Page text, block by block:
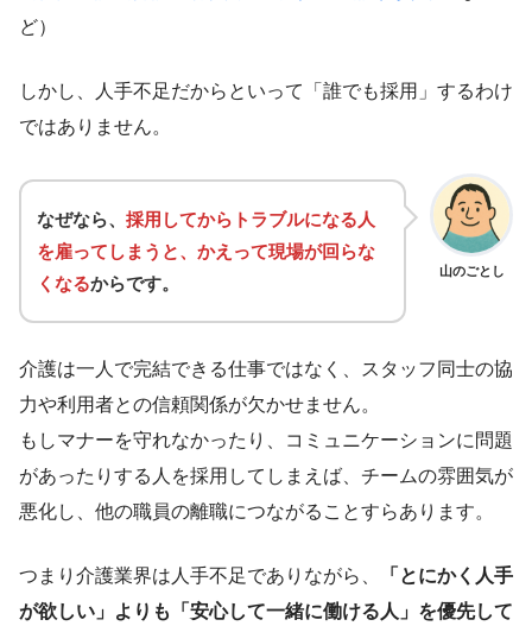
ど）
しかし、人手不足だからといって「誰でも採用」するわけ
ではありません。
山のごとし
なぜなら、 採用してからトラブルになる人
を雇ってしまうと、かえって現場が回らな
くなるからです。
介護は一人で完結できる仕事ではなく、スタッフ同士の協
力や利用者との信頼関係が欠かせません。
もしマナーを守れなかったり、コミュニケーションに問題
があったりする人を採用してしまえば、チームの雰囲気が
悪化し、他の職員の離職につながることすらあります。
つまり介護業界は人手不足でありながら、
「とにかく人手
が欲しい」よりも「安心して一緒に働ける人」を優先して